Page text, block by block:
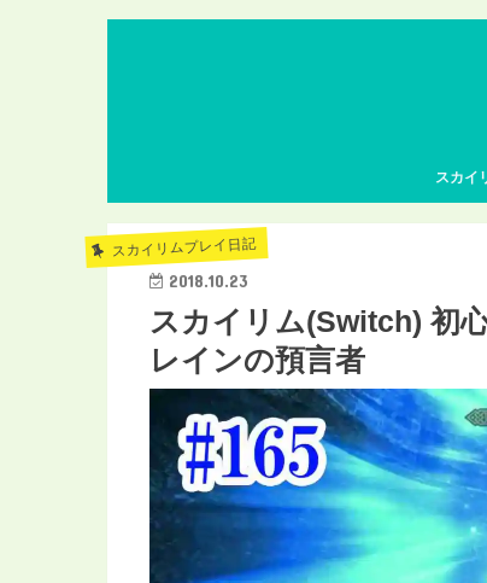
スカイ
スカイリムプレイ日記
2018.10.23
スカイリム(Switch) 初
レインの預言者